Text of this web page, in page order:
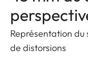
Représentation
de distorsions